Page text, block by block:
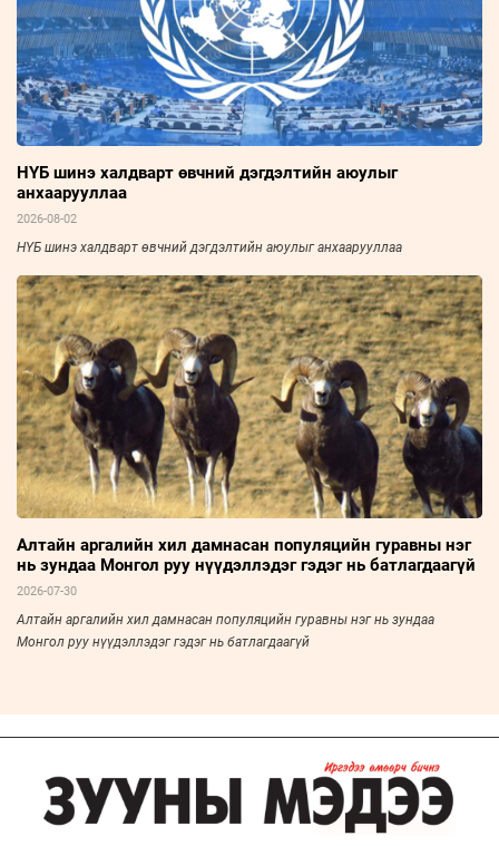
НҮБ шинэ халдварт өвчний дэгдэлтийн аюулыг
анхаарууллаа
2026-08-02
НҮБ шинэ халдварт өвчний дэгдэлтийн аюулыг анхаарууллаа
Алтайн аргалийн хил дамнасан популяцийн гуравны нэг
нь зундаа Монгол руу нүүдэллэдэг гэдэг нь батлагдаагүй
2026-07-30
Алтайн аргалийн хил дамнасан популяцийн гуравны нэг нь зундаа
Монгол руу нүүдэллэдэг гэдэг нь батлагдаагүй